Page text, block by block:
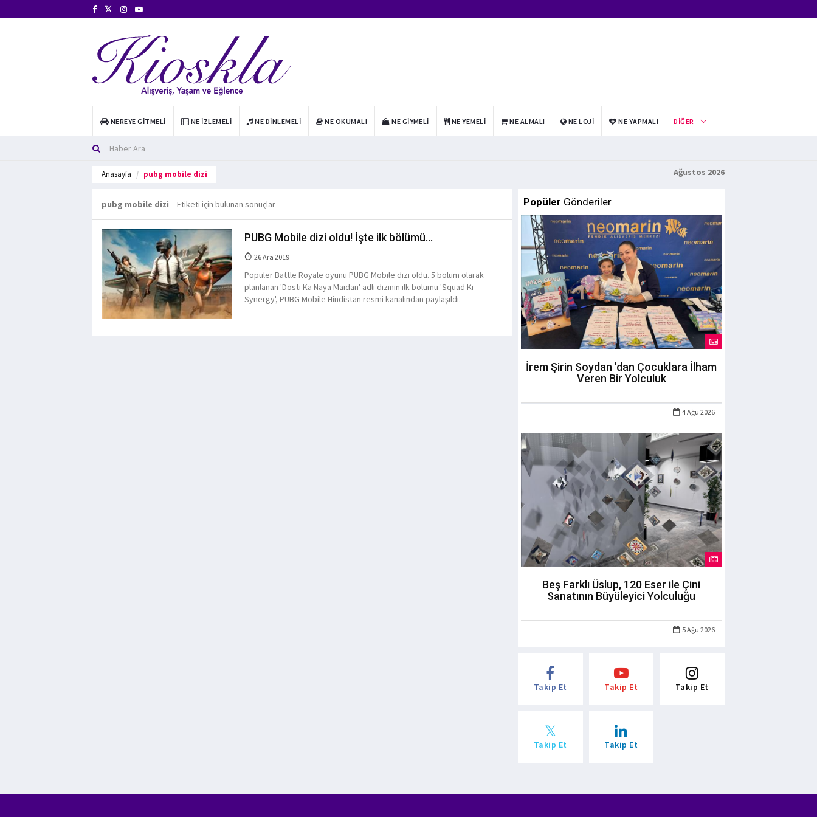
NEREYE GITMELI NE İZLEMELI NE DINLEMELI NE OKUMALI NE GIYMELI NE YEMELI NE ALMALI NE LOJI NE YAPMALI DIĞER
Anasayfa pubg mobile dizi Ağustos 2026
pubg mobile dizi Etiketi için bulunan sonuçlar
PUBG Mobile dizi oldu! İşte ilk bölümü...
26 Ara 2019
Popüler Battle Royale oyunu PUBG Mobile dizi oldu. 5 bölüm olarak
planlanan 'Dosti Ka Naya Maidan' adlı dizinin ilk bölümü 'Squad Ki
Synergy', PUBG Mobile Hindistan resmi kanalından paylaşıldı.
Popüler Gönderiler
İrem Şirin Soydan 'dan Çocuklara İlham
Veren Bir Yolculuk
4 Ağu 2026
Beş Farklı Üslup, 120 Eser ile Çini
Sanatının Büyüleyici Yolculuğu
5 Ağu 2026
Takip Et Takip Et Takip Et
Takip Et Takip Et